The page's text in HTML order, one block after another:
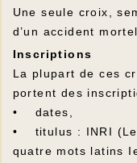
Une seule croix,
d’un accident
Inscriptions
La plupart de ces
portent des
• dates,
• titulus : INRI
quatre mots latins